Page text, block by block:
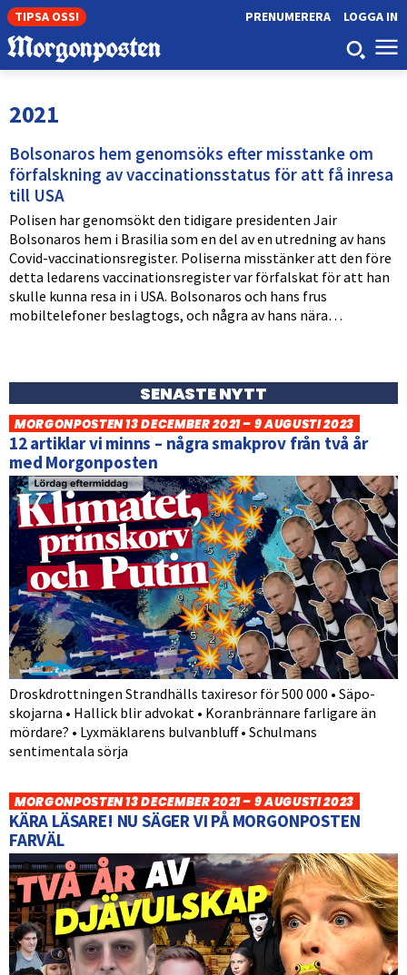
TIPSA OSS! LOGGA IN
PRENUMERERA
2021
Bolsonaros hem genomsöks efter misstanke om
förfalskning av vaccinationsstatus för att få inresa
till USA
Polisen har genomsökt den tidigare presidenten Jair
Bolsonaros hem i Brasilia som en del av en utredning av hans
Covid-vaccinationsregister. Poliserna misstänker att den före
detta ledarens vaccinationsregister var förfalskat för att han
skulle kunna resa in i USA. Bolsonaros och hans frus
mobiltelefoner beslagtogs, och några av hans nära…
SENASTE NYTT
MORGONPOSTEN 13 DECEMBER 2021 – 9 AUGUSTI 2023
12 artiklar vi minns – några smakprov från två år
med Morgonposten
Droskdrottningen Strandhälls taxiresor för 500 000 • Säpo-
skojarna • Hallick blir advokat • Koranbrännare farligare än
mördare? • Lyxmäklarens bulvanbluff • Schulmans
sentimentala sörja
MORGONPOSTEN 13 DECEMBER 2021 – 9 AUGUSTI 2023
KÄRA LÄSARE! NU SÄGER VI PÅ MORGONPOSTEN
FARVÄL